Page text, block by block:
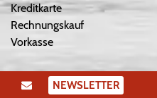
Kreditkarte
Rechnungskauf
Vorkasse
NEWSLETTER